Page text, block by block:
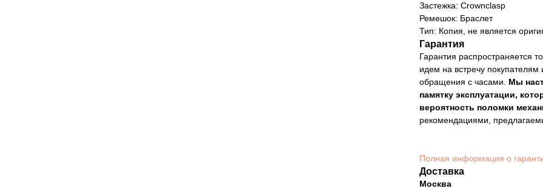
Застежка: Crownclasp
Ремешок: Браслет
Тип: Копия, не является
Гарантия
Гарантия распространяется
идем на встречу
обращения с часами. Мы
памятку эксплуатации,
вероятность поломки
рекомендациями,
Полная информация о
Доставка
Москва